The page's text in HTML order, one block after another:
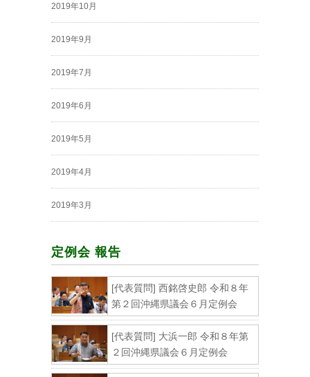
2019年10月
2019年9月
2019年7月
2019年6月
2019年5月
2019年4月
2019年3月
定例会 報告
[代表質問] 西銘啓史郎 令和８年
第２回沖縄県議会６月定例会
[代表質問] 大浜一郎 令和８年第
２回沖縄県議会６月定例会